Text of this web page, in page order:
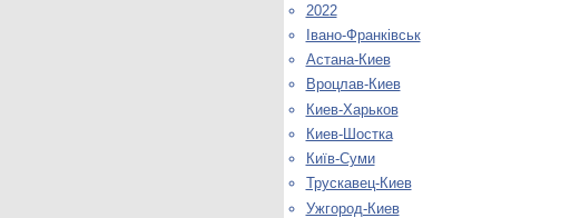
2022
Івано-Франківськ
Астана-Киев
Вроцлав-Киев
Киев-Харьков
Киев-Шостка
Київ-Суми
Трускавец-Киев
Ужгород-Киев